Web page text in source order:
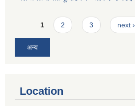
Pages
1 2 3 next ›
अन्य
Location